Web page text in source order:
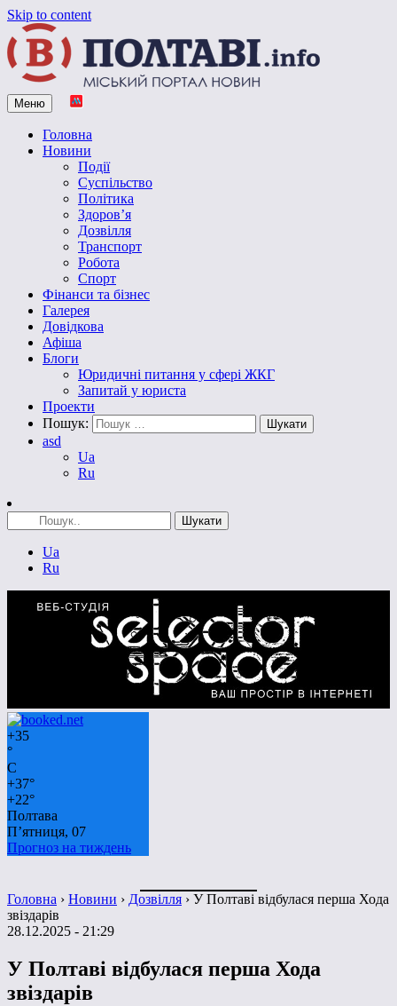
Skip to content
Vpoltave.info
Полтавський портал новин
Меню
Головна
Новини
Події
Суспільство
Політика
Здоров’я
Дозвілля
Транспорт
Робота
Спорт
Фінанси та бізнес
Галерея
Довідкова
Афіша
Блоги
Юридичні питання у сфері ЖКГ
Запитай у юриста
Проекти
Пошук:
asd
Ua
Ru
Ua
Ru
+35
°
C
+37°
+22°
Полтава
П’ятниця, 07
Прогноз на тиждень
Головна › Новини › Дозвілля › У Полтаві відбулася перша Хода
звіздарів
28.12.2025 - 21:29
У Полтаві відбулася перша Хода
звіздарів